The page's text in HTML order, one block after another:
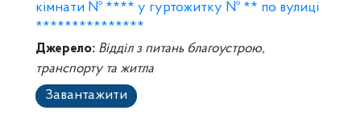
кімнати № **** у гуртожитку № ** по вулиці
***************
Джерело: Відділ з питань благоустрою,
транспорту та житла
Завантажити